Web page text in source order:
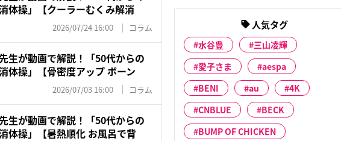
体操」【クーラーむくみ解消
2026/07/24 16:00 コラム
生が動画で解説！「50代からの
体操」【骨密度アップ ボーン
2026/07/03 16:00 コラム
生が動画で解説！「50代からの
体操」【暑熱順化 お風呂で背
人気タグ
水谷豊
三山凌輝
愛子さま
aespa
BENI
au
4K
CNBLUE
BECK
BUMP OF CHICKEN